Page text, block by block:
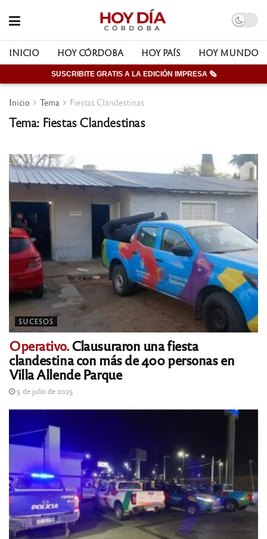
INICIO HOY CÓRDOBA HOY PAÍS HOY MUNDO
SUSCRIBITE GRATIS A LA EDICIÓN IMPRESA 🗞
Inicio Tema Fiestas Clandestinas
Tema: Fiestas Clandestinas
SUCESOS
Operativo.Clausuraron una fiesta
clandestina con más de 400 personas en
Villa Allende Parque
5 de julio de 2025